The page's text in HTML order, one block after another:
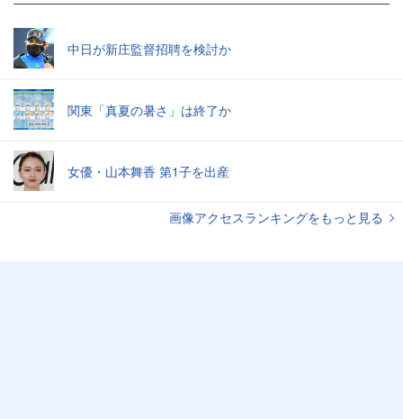
中日が新庄監督招聘を検討か
関東「真夏の暑さ」は終了か
女優・山本舞香 第1子を出産
画像アクセスランキングをもっと見る